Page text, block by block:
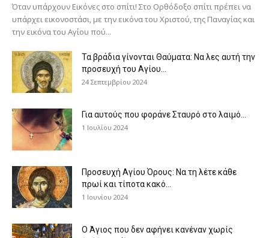
Όταν υπάρχουν Εικόνες στο σπίτι! Στο Ορθόδοξο σπίτι πρέπει να
υπάρχει εικονοστάσι, με την εικόνα του Χριστού, της Παν­αγίας και
την εικόνα του Αγίου πού...
Τα βράδια γίνονται Θαύματα: Να λες αυτή την
προσευχή του Αγίου...
24 Σεπτεμβρίου 2024
Για αυτούς που φοράνε Σταυρό στο λαιμό…
1 Ιουλίου 2024
Προσευχή Αγίου Όρους: Να τη λέτε κάθε
πρωί και τίποτα κακό...
1 Ιουνίου 2024
Ο Άγιος που δεν αφήνει κανέναν χωρίς